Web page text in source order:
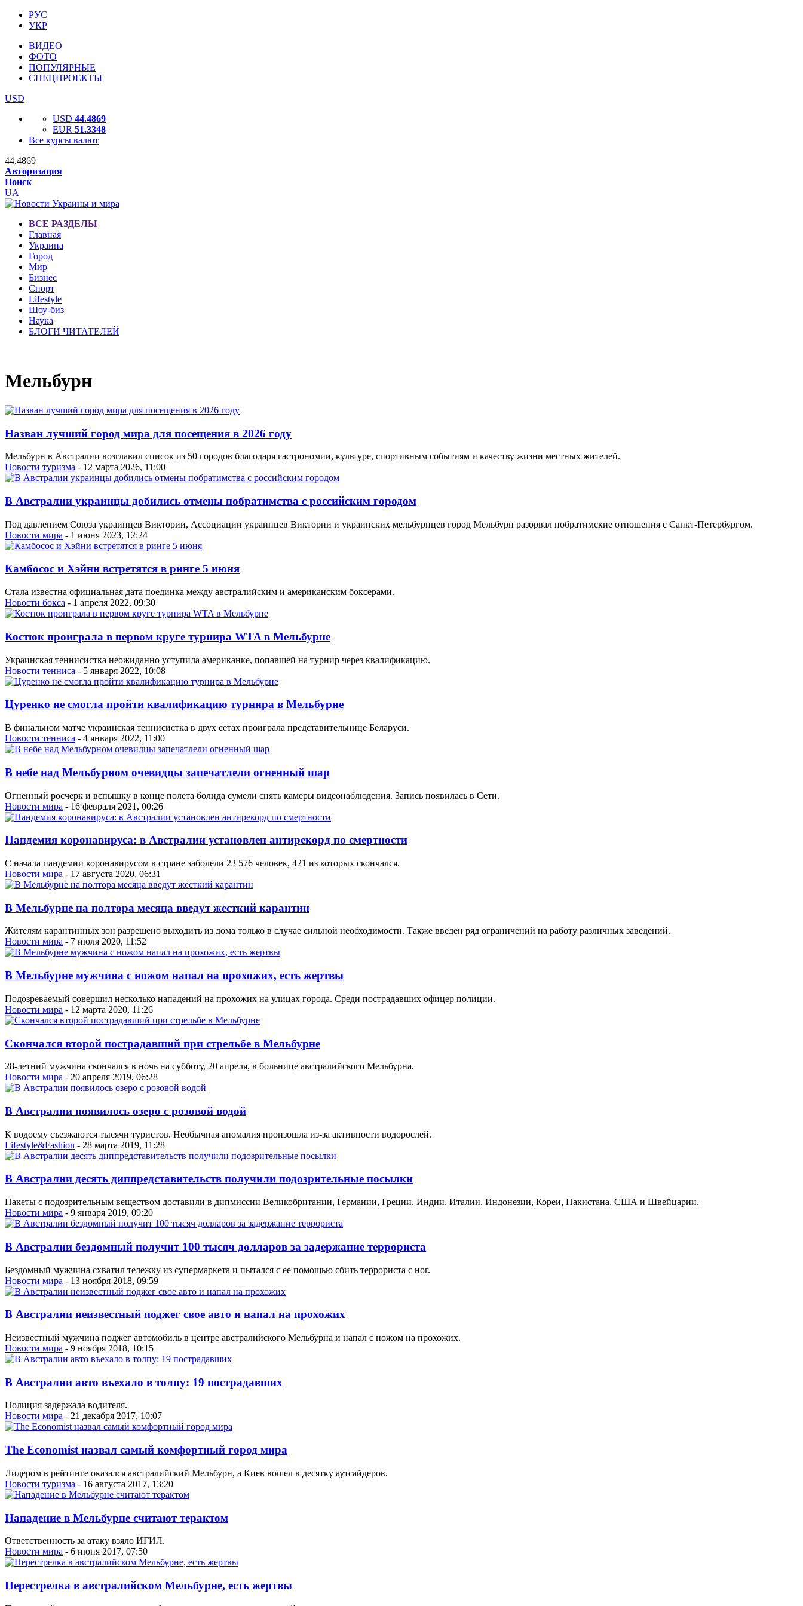
РУС
УКР
ВИДЕО
ФОТО
ПОПУЛЯРНЫЕ
СПЕЦПРОЕКТЫ
USD
USD 44.4869
EUR 51.3348
Все курсы валют
44.4869
Авторизация
Поиск
UA
ВСЕ РАЗДЕЛЫ
Главная
Украина
Город
Мир
Бизнес
Спорт
Lifestyle
Шоу-биз
Наука
БЛОГИ ЧИТАТЕЛЕЙ
Мельбурн
Назван лучший город мира для посещения в 2026 году
Мельбурн в Австралии возглавил список из 50 городов благодаря гастрономии, культуре, спортивным событиям и качеству жизни местных жителей.
Новости туризма - 12 марта 2026, 11:00
В Австралии украинцы добились отмены побратимства с российским городом
Под давлением Союза украинцев Виктории, Ассоциации украинцев Виктории и украинских мельбурнцев город Мельбурн разорвал побратимские отношения с Санкт-Петербургом.
Новости мира - 1 июня 2023, 12:24
Камбосос и Хэйни встретятся в ринге 5 июня
Стала известна официальная дата поединка между австралийским и американским боксерами.
Новости бокса - 1 апреля 2022, 09:30
Костюк проиграла в первом круге турнира WTA в Мельбурне
Украинская теннисистка неожиданно уступила американке, попавшей на турнир через квалификацию.
Новости тенниса - 5 января 2022, 10:08
Цуренко не смогла пройти квалификацию турнира в Мельбурне
В финальном матче украинская теннисистка в двух сетах проиграла представительнице Беларуси.
Новости тенниса - 4 января 2022, 11:00
В небе над Мельбурном очевидцы запечатлели огненный шар
Огненный росчерк и вспышку в конце полета болида сумели снять камеры видеонаблюдения. Запись появилась в Сети.
Новости мира - 16 февраля 2021, 00:26
Пандемия коронавируса: в Австралии установлен антирекорд по смертности
С начала пандемии коронавирусом в стране заболели 23 576 человек, 421 из которых скончался.
Новости мира - 17 августа 2020, 06:31
В Мельбурне на полтора месяца введут жесткий карантин
Жителям карантинных зон разрешено выходить из дома только в случае сильной необходимости. Также введен ряд ограничений на работу различных заведений.
Новости мира - 7 июля 2020, 11:52
В Мельбурне мужчина с ножом напал на прохожих, есть жертвы
Подозреваемый совершил несколько нападений на прохожих на улицах города. Среди пострадавших офицер полиции.
Новости мира - 12 марта 2020, 11:26
Скончался второй пострадавший при стрельбе в Мельбурне
28-летний мужчина скончался в ночь на субботу, 20 апреля, в больнице австралийского Мельбурна.
Новости мира - 20 апреля 2019, 06:28
В Австралии появилось озеро с розовой водой
К водоему съезжаются тысячи туристов. Необычная аномалия произошла из-за активности водорослей.
Lifestyle&Fashion - 28 марта 2019, 11:28
В Австралии десять диппредставительств получили подозрительные посылки
Пакеты с подозрительным веществом доставили в дипмиссии Великобритании, Германии, Греции, Индии, Италии, Индонезии, Кореи, Пакистана, США и Швейцарии.
Новости мира - 9 января 2019, 09:20
В Австралии бездомный получит 100 тысяч долларов за задержание террориста
Бездомный мужчина схватил тележку из супермаркета и пытался с ее помощью сбить террориста с ног.
Новости мира - 13 ноября 2018, 09:59
В Австралии неизвестный поджег свое авто и напал на прохожих
Неизвестный мужчина поджег автомобиль в центре австралийского Мельбурна и напал с ножом на прохожих.
Новости мира - 9 ноября 2018, 10:15
В Австралии авто въехало в толпу: 19 пострадавших
Полиция задержала водителя.
Новости мира - 21 декабря 2017, 10:07
The Economist назвал самый комфортный город мира
Лидером в рейтинге оказался австралийский Мельбурн, а Киев вошел в десятку аутсайдеров.
Новости туризма - 16 августа 2017, 13:20
Нападение в Мельбурне считают терактом
Ответственность за атаку взяло ИГИЛ.
Новости мира - 6 июня 2017, 07:50
Перестрелка в австралийском Мельбурне, есть жертвы